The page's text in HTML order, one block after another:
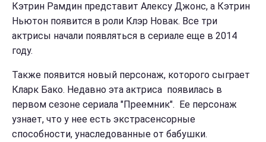
Кэтрин Рамдин представит Алексу Джонс, а Кэтрин
Ньютон появится в роли Клэр Новак. Все три
актрисы начали появляться в сериале еще в 2014
году.
Также появится новый персонаж, которого сыграет
Кларк Бако. Недавно эта актриса появилась в
первом сезоне сериала "Преемник". Ее персонаж
узнает, что у нее есть экстрасенсорные
способности, унаследованные от бабушки.